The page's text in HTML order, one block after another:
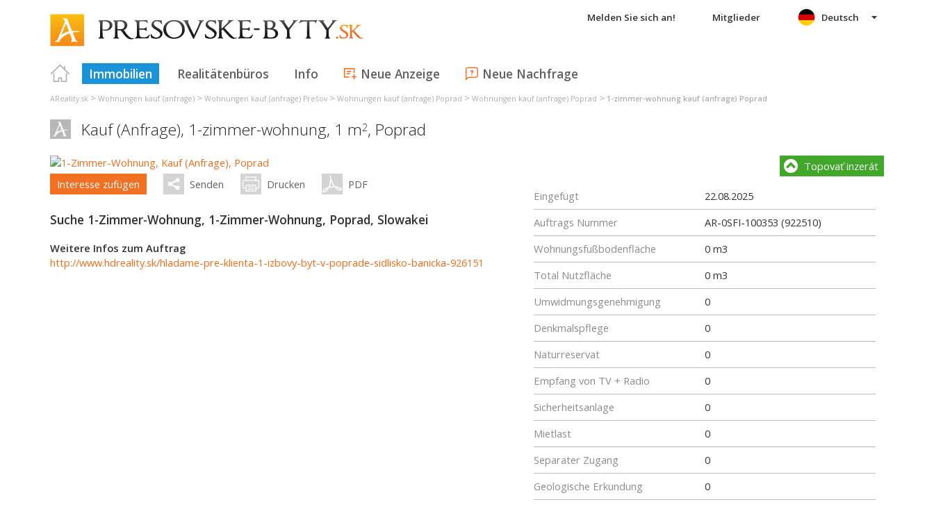
Melden Sie sich an! Mitglieder
Immobilien Realitätenbüros Info Neue Anzeige Neue Nachfrage
Deutsch
AReality.sk > Wohnungen kauf (anfrage) > Wohnungen kauf (anfrage) Prešov > Wohnungen kauf (anfrage) Poprad > Wohnungen kauf (anfrage) Poprad > 1-zimmer-wohnung kauf (anfrage) Poprad
Kauf (Anfrage), 1-zimmer-wohnung, 1 m2, Poprad
Interesse zufügen Senden Drucken PDF
Suche 1-Zimmer-Wohnung, 1-Zimmer-Wohnung, Poprad, Slowakei
Weitere Infos zum Auftrag
http://www.hdreality.sk/hladame-pre-klienta-1-izbovy-byt-v-poprade-sidlisko-banicka-926151
Topovať inzerát
Eingefügt
22.08.2025
Auftrags Nummer
AR-0SFI-100353 (922510)
Wohnungsfußbodenfläche
0 m3
Total Nutzfläche
0 m3
Umwidmungsgenehmigung
0
Denkmalspflege
0
Naturreservat
0
Empfang von TV + Radio
0
Sicherheitsanlage
0
Mietlast
0
Separater Zugang
0
Geologische Erkundung
0